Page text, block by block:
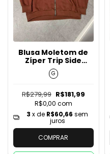
Blusa Moletom de
Zíper Trip Side
Dragon - Marrom
G
R$279,99 R$181,99
R$0,00com
3 x de R$60,66 sem
juros
COMPRAR